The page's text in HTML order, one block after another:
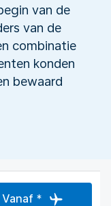
van de
van de
combinatie
konden
bewaard
Vanaf *